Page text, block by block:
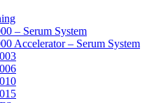
– Serum System
Accelerator – Serum System